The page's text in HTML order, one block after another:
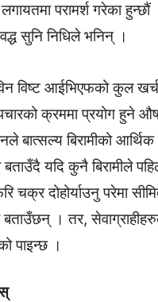
परामर्श गरेका
सुनि निधिले भनिन् ।
विष्ट आईभिएफको कुल खर्च
क्रममा प्रयोग हुने
बात्सल्य बिरामीको
बताउँदै यदि कुनै बिरामीले
दोहोर्याउनु परेमा
बताउँछन् । तर,
पाइन्छ ।